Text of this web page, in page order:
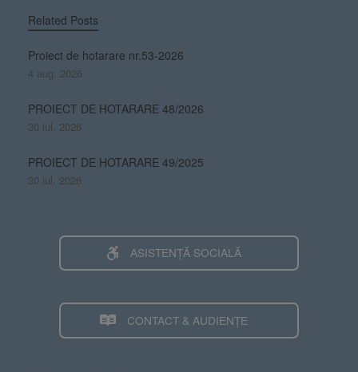
Related Posts
Proiect de hotarare nr.53-2026
4 aug. 2026
PROIECT DE HOTARARE 48/2026
30 iul. 2026
PROIECT DE HOTARARE 49/2025
30 iul. 2026
ASISTENȚĂ SOCIALĂ
CONTACT & AUDIENȚE